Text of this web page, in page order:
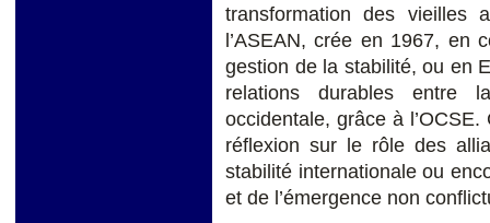
transformation des vieilles
l’ASEAN, crée en 1967, en
gestion de la stabilité, ou en
relations durables entre
occidentale, grâce à
réflexion sur le rôle des
stabilité internationale ou
et de l’émergence non